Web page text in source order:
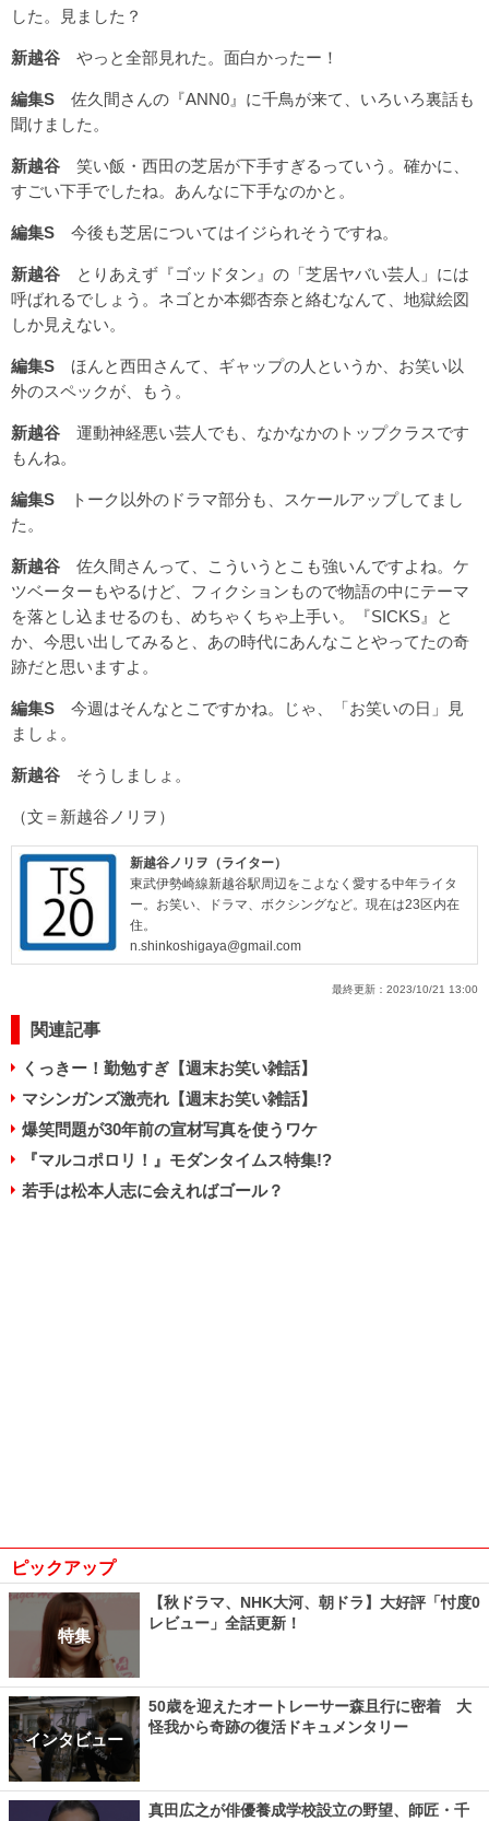
した。見ました？
新越谷 やっと全部見れた。面白かったー！
編集S 佐久間さんの『ANN0』に千鳥が来て、いろいろ裏話も
聞けました。
新越谷 笑い飯・西田の芝居が下手すぎるっていう。確かに、
すごい下手でしたね。あんなに下手なのかと。
編集S 今後も芝居についてはイジられそうですね。
新越谷 とりあえず『ゴッドタン』の「芝居ヤバい芸人」には
呼ばれるでしょう。ネゴとか本郷杏奈と絡むなんて、地獄絵図
しか見えない。
編集S ほんと西田さんて、ギャップの人というか、お笑い以
外のスペックが、もう。
新越谷 運動神経悪い芸人でも、なかなかのトップクラスです
もんね。
編集S トーク以外のドラマ部分も、スケールアップしてまし
た。
新越谷 佐久間さんって、こういうとこも強いんですよね。ケ
ツベーターもやるけど、フィクションもので物語の中にテーマ
を落とし込ませるのも、めちゃくちゃ上手い。『SICKS』と
か、今思い出してみると、あの時代にあんなことやってたの奇
跡だと思いますよ。
編集S 今週はそんなとこですかね。じゃ、「お笑いの日」見
ましょ。
新越谷 そうしましょ。
（文＝新越谷ノリヲ）
新越谷ノリヲ（ライター）
東武伊勢崎線新越谷駅周辺をこよなく愛する中年ライタ
ー。お笑い、ドラマ、ボクシングなど。現在は23区内在
住。
n.shinkoshigaya@gmail.com
最終更新： 2023/10/21 13:00
関連記事
くっきー！勤勉すぎ【週末お笑い雑話】
マシンガンズ激売れ【週末お笑い雑話】
爆笑問題が30年前の宣材写真を使うワケ
『マルコポロリ！』モダンタイムス特集!?
若手は松本人志に会えればゴール？
ピックアップ
特集
【秋ドラマ、NHK大河、朝ドラ】大好評「忖度0
レビュー」全話更新！
インタビュー
50歳を迎えたオートレーサー森且行に密着 大
怪我から奇跡の復活ドキュメンタリー
真田広之が俳優養成学校設立の野望、師匠・千